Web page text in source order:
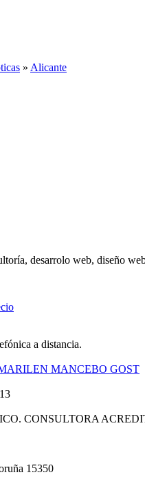
» Alicante
desarrolo web, diseño
a distancia.
MANCEBO GOST
CONSULTORA
15350